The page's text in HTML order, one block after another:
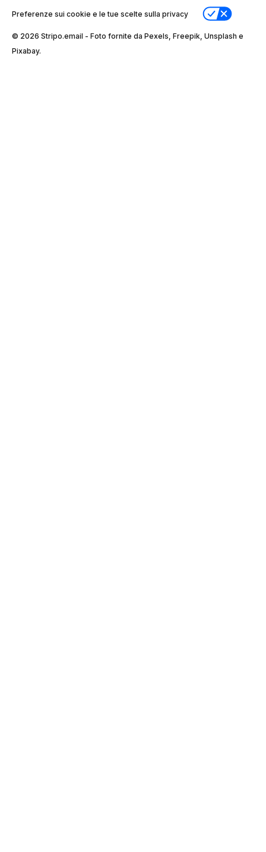
Preferenze sui cookie e le tue scelte sulla privacy
© 2026 Stripо.email - Foto fornite da Pexels, Freepik, Unsplash e
Pixabay.